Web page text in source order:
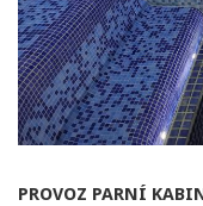
PROVOZ PARNÍ